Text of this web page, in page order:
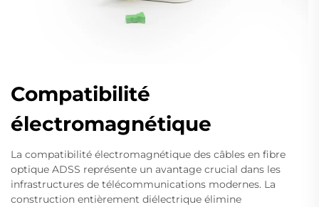
Compatibilité
électromagnétique
La compatibilité électromagnétique des câbles en fibre
optique ADSS représente un avantage crucial dans les
infrastructures de télécommunications modernes. La
construction entièrement diélectrique élimine